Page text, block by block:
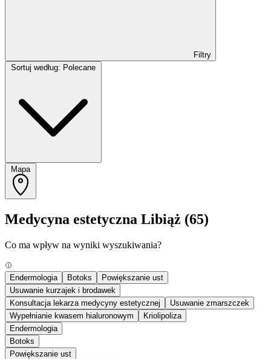
Filtry
Mapa
Medycyna estetyczna Libiąż (65)
Co ma wpływ na wyniki wyszukiwania?
Endermologia Botoks
Powiększanie ust
Usuwanie kurzajek i brodawek
Konsultacja lekarza medycyny estetycznej
Usuwanie zmarszczek
Wypełnianie kwasem hialuronowym
Kriolipoliza
Endermologia
Botoks
Powiększanie ust